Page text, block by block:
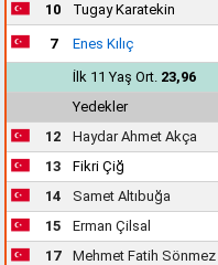
10
Tugay Karatekin
7
Enes Kılıç
İlk 11 Yaş Ort. 23,96
Yedekler
12
Haydar Ahmet Akça
13
Fikri Çiğ
14
Samet Altıbuğa
15
Erman Çilsal
17
Mehmet Fatih Sönmez